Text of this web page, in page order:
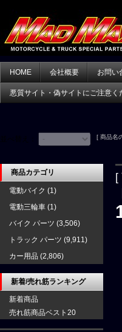
HOME 会社概要 お問い
悪質サイト・偽サイトにご注意く
[ 商品名
[
商品カテゴリ
電動バイク (1)
電動三輪車 (1)
バイク パーツ (3,506)
トラック パーツ (9,911)
カー用品 (2,806)
新着/売れ筋ランキング
新着商品
売れ筋商品ベスト20